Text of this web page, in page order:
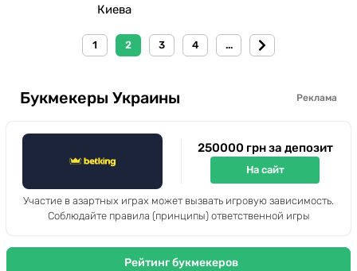
Киева
1 2 3 4 ...
Букмекеры Украины Реклама
250000 грн за депозит
На сайт
Участие в азартных играх может вызвать игровую зависимость.
Соблюдайте правила (принципы) ответственной игры
Рейтинг букмекеров